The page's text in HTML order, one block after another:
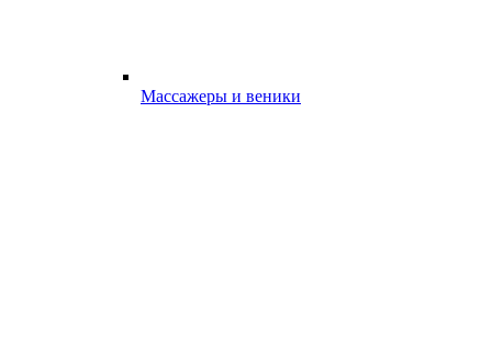
Массажеры и веники